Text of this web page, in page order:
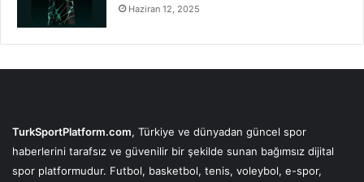
Haziran 12, 2025
TurkSportPlatform.com, Türkiye ve dünyadan güncel spor
haberlerini tarafsız ve güvenilir bir şekilde sunan bağımsız dijital
spor platformudur. Futbol, basketbol, tenis, voleybol, e-spor,